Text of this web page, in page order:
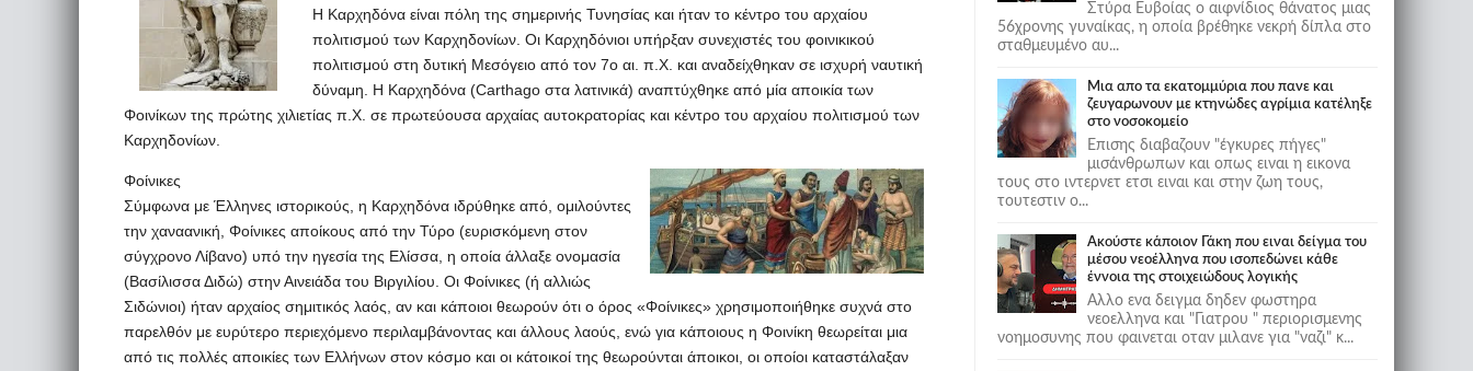
Η Καρχηδόνα είναι πόλη της σημερινής Τυνησίας και ήταν το κέντρο του αρχαίου
πολιτισμού των Καρχηδονίων. Οι Καρχηδόνιοι υπήρξαν συνεχιστές του φοινικικού
πολιτισμού στη δυτική Μεσόγειο από τον 7ο αι. π.Χ. και αναδείχθηκαν σε ισχυρή ναυτική
δύναμη. Η Καρχηδόνα (Carthago στα λατινικά) αναπτύχθηκε από μία αποικία των
Φοινίκων της πρώτης χιλιετίας π.Χ. σε πρωτεύουσα αρχαίας αυτοκρατορίας και κέντρο του αρχαίου πολιτισμού των
Καρχηδονίων.
Φοίνικες
Σύμφωνα με Έλληνες ιστορικούς, η Καρχηδόνα ιδρύθηκε από, ομιλούντες
την χαναανική, Φοίνικες αποίκους από την Τύρο (ευρισκόμενη στον
σύγχρονο Λίβανο) υπό την ηγεσία της Ελίσσα, η οποία άλλαξε ονομασία
(Βασίλισσα Διδώ) στην Αινειάδα του Βιργιλίου. Οι Φοίνικες (ή αλλιώς
Σιδώνιοι) ήταν αρχαίος σημιτικός λαός, αν και κάποιοι θεωρούν ότι ο όρος «Φοίνικες» χρησιμοποιήθηκε συχνά στο
παρελθόν με ευρύτερο περιεχόμενο περιλαμβάνοντας και άλλους λαούς, ενώ για κάποιους η Φοινίκη θεωρείται μια
από τις πολλές αποικίες των Ελλήνων στον κόσμο και οι κάτοικοί της θεωρούνται άποικοι, οι οποίοι καταστάλαξαν
Στύρα Ευβοίας ο αιφνίδιος θάνατος μιας
56χρονης γυναίκας, η οποία βρέθηκε νεκρή δίπλα στο
σταθμευμένο αυ...
Μια απο τα εκατομμύρια που πανε και
ζευγαρωνουν με κτηνώδες αγρίμια κατέληξε
στο νοσοκομείο
Επισης διαβαζουν "έγκυρες πήγες"
μισάνθρωπων και οπως ειναι η εικονα
τους στο ιντερνετ ετσι ειναι και στην ζωη τους,
τουτεστιν ο...
Ακούστε κάποιον Γάκη που ειναι δείγμα του
μέσου νεοέλληνα που ισοπεδώνει κάθε
έννοια της στοιχειώδους λογικής
Αλλο ενα δειγμα δηδεν φωστηρα
νεοελληνα και "Γιατρου " περιορισμενης
νοημοσυνης που φαινεται οταν μιλανε για "ναζι" κ...